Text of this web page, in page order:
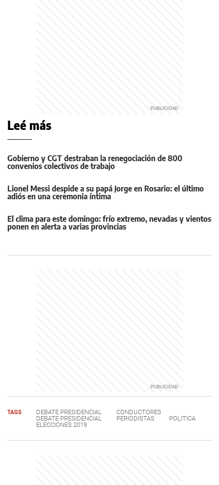
Leé más
Gobierno y CGT destraban la renegociación de 800
convenios colectivos de trabajo
Lionel Messi despide a su papá Jorge en Rosario: el último
adiós en una ceremonia íntima
El clima para este domingo: frío extremo, nevadas y vientos
ponen en alerta a varias provincias
TAGS DEBATE PRESIDENCIAL
CONDUCTORES
DEBATE PRESIDENCIAL
PERIODISTAS
POLITICA
ELECCIONES 2019